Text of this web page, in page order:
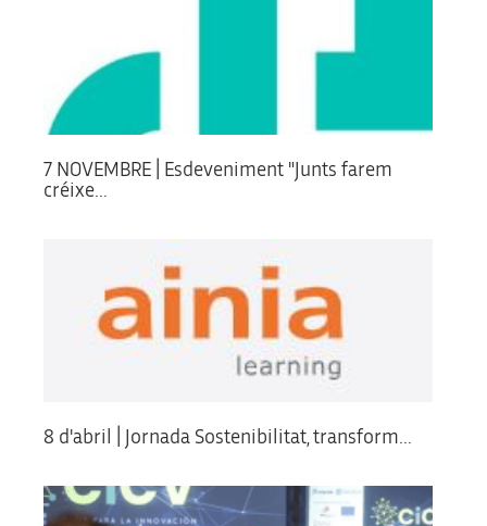
7 NOVEMBRE | Esdeveniment "Junts farem
créixe...
8 d'abril | Jornada Sostenibilitat, transform...